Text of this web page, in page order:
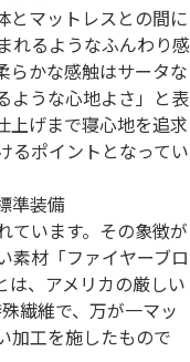
とマットレスとの間に
れるようなふんわり感
らかな感触はサータな
ような心地よさ」と表
上げまで寝心地を追求
るポイントとなってい
準装備
ています。その象徴が
素材「ファイヤーブロ
は、アメリカの厳しい
繊維で、万が一マッ
加工を施したもので